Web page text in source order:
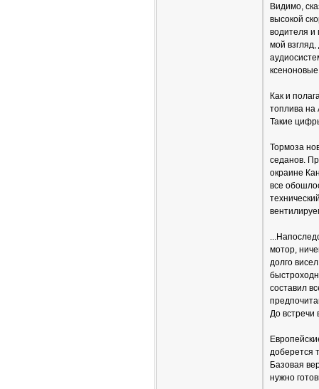
Видимо,
высокой
водителя
мой
Как и
топлива на
Такие
Тормоза
седанов.
окраине
все
мотор,
долго
составил
До встречи
доберется
Базовая
нужно